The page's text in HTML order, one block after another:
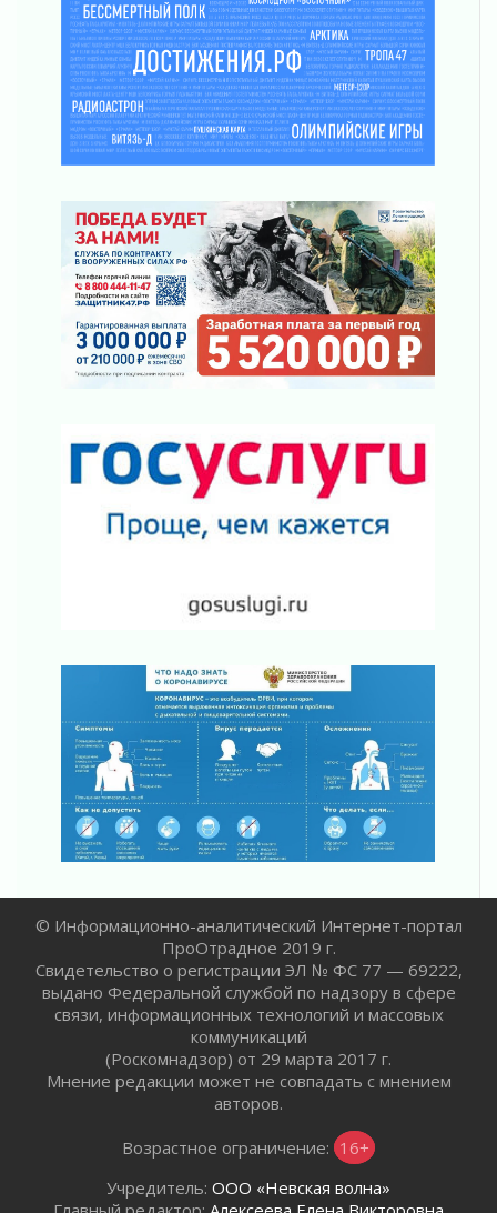
Клюква наливается, но в корзинку пока не
просится
03 августа 2026
Строительные компании Ленобласти
подняли зарплаты почти на 40% за год
03 августа 2026
Шесть новых жизней в честь дня рождения
03 августа 2026
Уроки безопасности для детей и взрослых
03 августа 2026
Ленобласть отмечает День Воздушно-
десантных войск
02 августа 2026
«Активное лето»
регионом и страной
02 августа 2026
Ладога — не пруд
02 августа 2026
районе Ленобласти
Жителям Ленобласти напомнили, как
действовать при укусе клеща
02 августа 2026
В Ивангороде назвали новых почетных
граждан Ленинградской области
02 августа 2026
02 августа 2026
Километровые столбы «Дороги жизни»
отправили на реставрацию
02 августа 2026
Ленобласть внедрила передовую подготовку
операторов БПЛА
02 августа 2026
В Ивангороде появилась «Избушка-
Юхла, мука, кантеле и Водяной
01 августа 2026
© Информационно-аналитический Интернет-портал
ПроОтрадное 2019 г.
Свидетельство о регистрации ЭЛ № ФС 77 — 69222,
выдано Федеральной службой по надзору в сфере
связи, информационных технологий и массовых
коммуникаций
(Роскомнадзор) от 29 марта 2017 г.
Мнение редакции может не совпадать с мнением
авторов.
Возрастное ограничение: 16+
Учредитель: ООО «Невская волна»